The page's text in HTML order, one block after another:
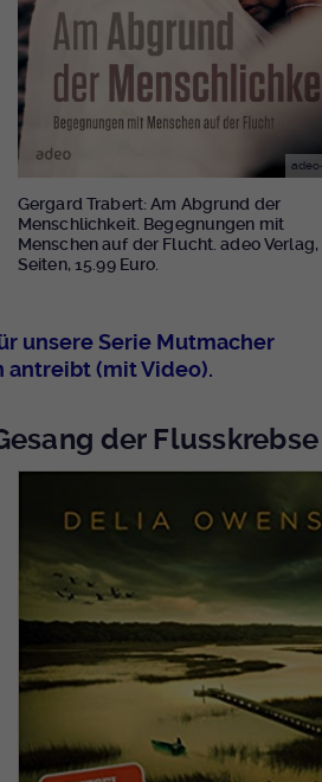
Gergard Trabert: Am Abgrund der
Menschlichkeit. Begegnungen mit
Menschen auf der Flucht. adeo Verlag,
Seiten, 15.99 Euro.
unsere Serie Mutmacher
antreibt (mit Video).
der Flusskrebse
Cookies wird dieser
der Sitzung gelöscht.
optionale Nummer nach
lediglich eine
an.